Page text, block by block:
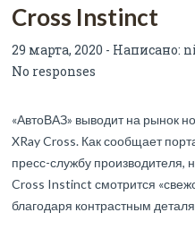
Cross Instinct
29 марта, 2020 - Написано:
No responses
«АвтоВАЗ» выводит на рынок
XRay Cross. Как сообщает
пресс-службу производителя,
Cross Instinct смотрится
благодаря контрастным